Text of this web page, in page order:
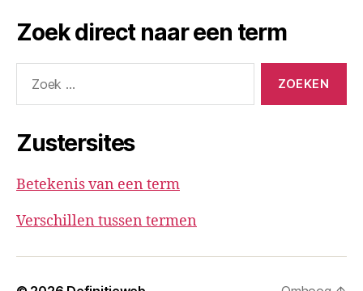
Zoek direct naar een term
naar:
Zustersites
Betekenis van een term
Verschillen tussen termen